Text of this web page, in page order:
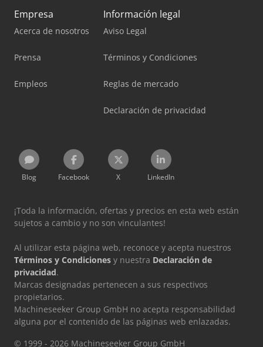
Empresa
Acerca de nosotros
Prensa
Empleos
Información legal
Aviso Legal
Términos y Condiciones
Reglas de mercado
Declaración de privacidad
Blog Facebook X LinkedIn
¡Toda la información, ofertas y precios en esta web están
sujetos a cambio y no son vinculantes!
Al utilizar esta página web, reconoce y acepta nuestros
Términos y Condiciones y nuestra Declaración de
privacidad.
Marcas designadas pertenecen a sus respectivos
propietarios.
Machineseeker Group GmbH no acepta responsabilidad
alguna por el contenido de las páginas web enlazadas.
© 1999 - 2026 Machineseeker Group GmbH